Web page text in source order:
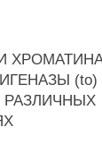
(to)
РАЗЛИЧНЫХ